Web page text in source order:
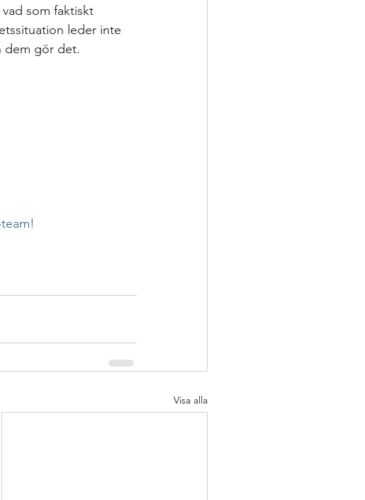
som faktiskt
leder inte
dem gör det.
Visa alla